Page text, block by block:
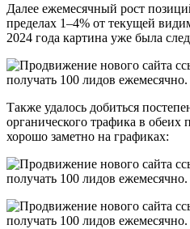
Далее ежемесячный рост
пределах 1–4% от текущей
2024 года картина уже была
Также удалось добиться
органического трафика в обеих
хорошо заметно на графиках: